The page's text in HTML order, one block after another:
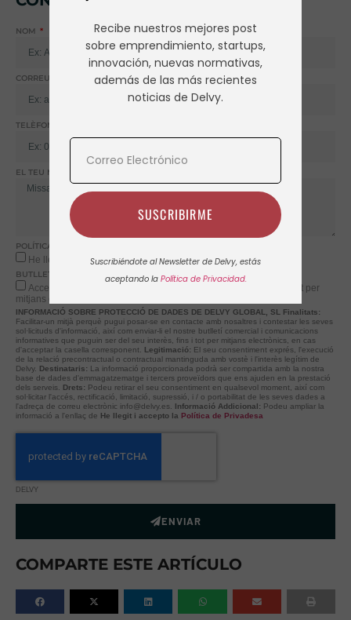
NOM
CORREU ELECTRÒNIC
TELÈFON + CODI DE PAÍS
EL TEU MISSATGE
POLÍTICA DE PRIVACITAT
He llegit i accepto lPolítica de Privacitat
BUTLLETÍ DE NOTÍCIES
Accepto rebre el butlletí informatiu (Newsletter) de Delvy, fins i tot per
mitjans electrònics
INFORMACIÓ SOBRE PROTECCIÓ DE DADES DE DELVY GLOBAL, SL Finalitats:
Facilitar-un mitjà perquè pugui posar-se en contacte amb nosaltres i contestar les seves
sol·licituds d'informació, així com enviar-li el nostre butlletí comercial i comunicacions
informatives que puguin ser del seu interès, fins i tot per mitjans electrònics, en cas
d'acceptar la casella corresponent. Legitimació: El seu consentiment exprés, l'execució
de la relació precontractual o contractual mantinguda amb vostè i l'interès legítim de
Delvy. Destinataris: La informació proporcionada podrà ser compartida amb la nostra
base de dades d'emmagatzematge i tercers proveïdors que ens ajuden en la prestació
dels serveis. Drets: Podeu retirar el seu consentiment en qualsevol moment, així com
sol·licitar l'accés, rectificació, limitació, supressió, i / o portabilitat de les seves dades a
l'adreça de correu electrònic info@delvy.es. Informació Addicional: Podeu ampliar la
informació a l'enllaç de He llegit i accepto la Política de Privadesa
DELVY
ENVIAR
COMPARTE ESTE ARTÍCULO
Recibe nuestros mejores post
sobre emprendimiento, startups,
innovación, nuevas normativas,
además de las más recientes
noticias de Delvy.
SUSCRIBIRME
Suscribiéndote al Newsletter de Delvy, estás
aceptando la Política de Privacidad.